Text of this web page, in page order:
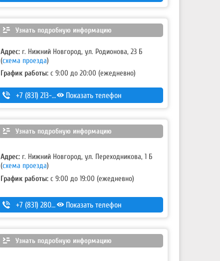
Узнать подробную информацию
Адрес: г. Нижний Новгород, ул. Родионова, 23 Б
(схема проезда)
График работы: с 9:00 до 20:00 (ежедневно)
+7 (831) 213-75-75 (доб. 1) Показать телефон
Узнать подробную информацию
Адрес: г. Нижний Новгород, ул. Переходникова, 1 Б
(схема проезда)
График работы: с 9:00 до 19:00 (ежедневно)
+7 (831) 280-69-88 Показать телефон
Узнать подробную информацию